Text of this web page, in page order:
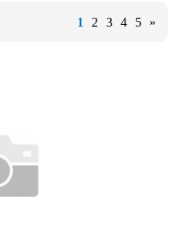
1 2 3 4 5 »